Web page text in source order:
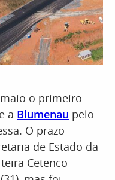
o primeiro
a Blumenau pelo
O prazo
de Estado da
Cetenco